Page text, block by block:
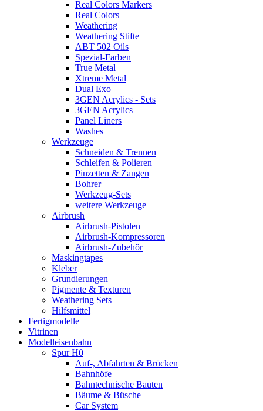
Real Colors Markers
Real Colors
Weathering
Weathering Stifte
ABT 502 Oils
Spezial-Farben
True Metal
Xtreme Metal
Dual Exo
3GEN Acrylics - Sets
3GEN Acrylics
Panel Liners
Washes
Werkzeuge
Schneiden & Trennen
Schleifen & Polieren
Pinzetten & Zangen
Bohrer
Werkzeug-Sets
weitere Werkzeuge
Airbrush
Airbrush-Pistolen
Airbrush-Kompressoren
Airbrush-Zubehör
Maskingtapes
Kleber
Grundierungen
Pigmente & Texturen
Weathering Sets
Hilfsmittel
Fertigmodelle
Vitrinen
Modelleisenbahn
Spur H0
Auf-, Abfahrten & Brücken
Bahnhöfe
Bahntechnische Bauten
Bäume & Büsche
Car System